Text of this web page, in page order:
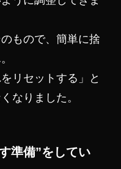
もので、簡単に捨
リセットする」と
なりました。
準備”をしてい